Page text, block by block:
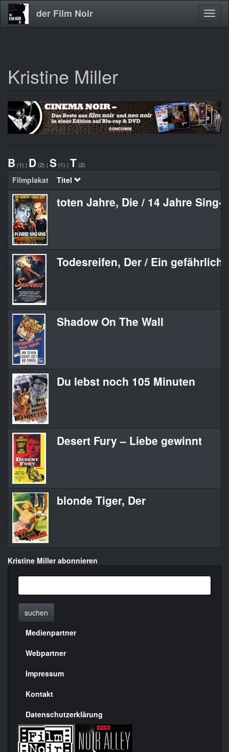
Direkt
zum
der Film Noir
Kristine Miller
B (1) | D (2) | S (1) | T (2)
Filmplakat Titel
toten Jahre, Die / 14 Jahre Sing-
Todesreifen, Der / Ein
Shadow On The Wall
Du lebst noch 105 Minuten
Desert Fury – Liebe gewinnt
blonde Tiger, Der
Kristine Miller abonnieren
suchen
Menülinks
rechte
Seite
Medienpartner
Webpartner
Impressum
Kontakt
Datenschutzerklärung